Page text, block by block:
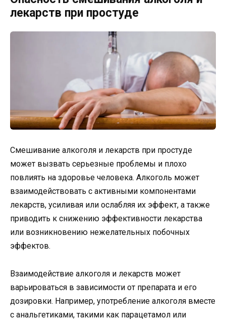
лекарств при простуде
Смешивание алкоголя и лекарств при простуде
может вызвать серьезные проблемы и плохо
повлиять на здоровье человека. Алкоголь может
взаимодействовать с активными компонентами
лекарств, усиливая или ослабляя их эффект, а также
приводить к снижению эффективности лекарства
или возникновению нежелательных побочных
эффектов.
Взаимодействие алкоголя и лекарств может
варьироваться в зависимости от препарата и его
дозировки. Например, употребление алкоголя вместе
с анальгетиками, такими как парацетамол или